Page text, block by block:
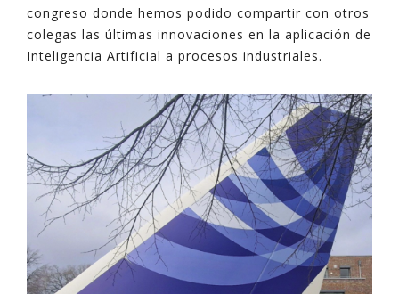
congreso donde hemos podido compartir con otros
colegas las últimas innovaciones en la aplicación de
Inteligencia Artificial a procesos industriales.